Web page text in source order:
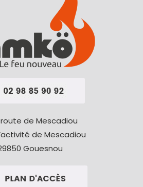
de Mescadiou
de Mescadiou
Gouesnou